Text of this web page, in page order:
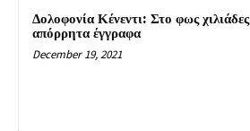
Δολοφονία Κένεντι: Στο φως χιλιάδες
απόρρητα έγγραφα
December 19, 2021